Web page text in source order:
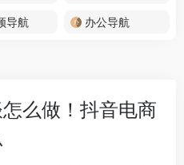
导航 办公导航
么做！抖音电商